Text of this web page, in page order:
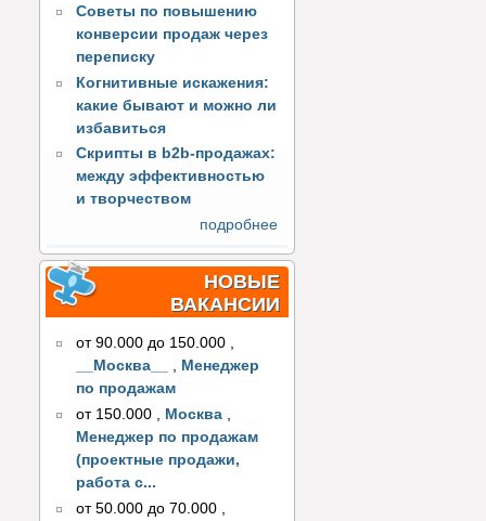
Советы по повышению
конверсии продаж через
переписку
Когнитивные искажения:
какие бывают и можно ли
избавиться
Скрипты в b2b-продажах:
между эффективностью
и творчеством
подробнее
НОВЫЕ
ВАКАНСИИ
от 90.000 до 150.000 ,
__Москва__
, Менеджер
по продажам
от 150.000
Москва
Менеджер по продажам
(проектные продажи,
работа с...
от 50.000 до 70.000